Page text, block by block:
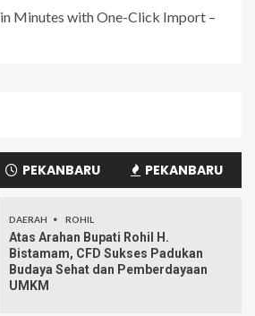
Minutes with One-Click Import –
PEKANBARU PEKANBARU
DAERAH ROHIL
Atas Arahan Bupati Rohil H.
Bistamam, CFD Sukses Padukan
Budaya Sehat dan Pemberdayaan
UMKM